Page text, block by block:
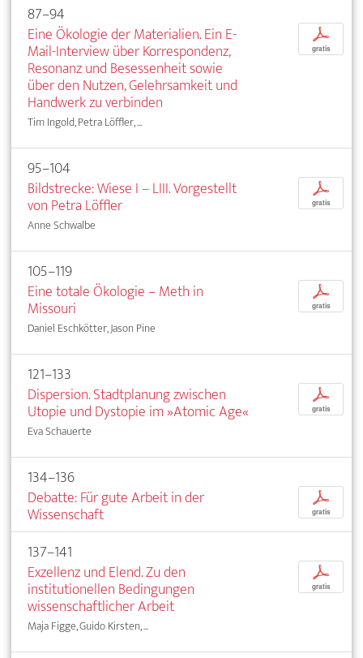
87–94
Eine Ökologie der Materialien. Ein E-
Mail-Interview über Korrespondenz,
Resonanz und Besessenheit sowie
über den Nutzen, Gelehrsamkeit und
Handwerk zu verbinden
Tim Ingold, Petra Löffler, ...
p
gratis
95–104
Bildstrecke: Wiese I – LIII. Vorgestellt
von Petra Löffler
Anne Schwalbe
p
gratis
105–119
Eine totale Ökologie – Meth in
Missouri
Daniel Eschkötter, Jason Pine
p
gratis
121–133
Dispersion. Stadtplanung zwischen
Utopie und Dystopie im »Atomic Age«
Eva Schauerte
p
gratis
134–136
Debatte: Für gute Arbeit in der
Wissenschaft
p
gratis
137–141
Exzellenz und Elend. Zu den
institutionellen Bedingungen
wissenschaftlicher Arbeit
Maja Figge, Guido Kirsten, ...
p
gratis